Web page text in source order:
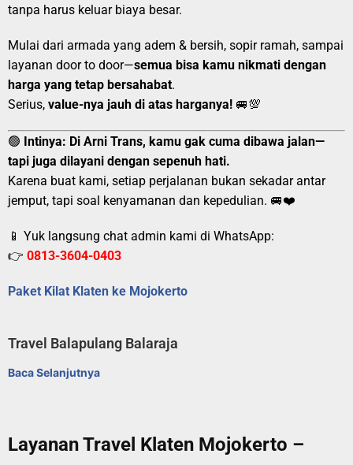
tanpa harus keluar biaya besar.
Mulai dari armada yang adem & bersih, sopir ramah, sampai
layanan door to door—semua bisa kamu nikmati dengan
harga yang tetap bersahabat.
Serius, value-nya jauh di atas harganya! 🚐💯
🟢 Intinya: Di Arni Trans, kamu gak cuma dibawa jalan—
tapi juga dilayani dengan sepenuh hati.
Karena buat kami, setiap perjalanan bukan sekadar antar
jemput, tapi soal kenyamanan dan kepedulian. 🚐❤️
📱 Yuk langsung chat admin kami di WhatsApp:
👉 0813-3604-0403
Paket Kilat Klaten ke Mojokerto
Travel Balapulang Balaraja
Baca Selanjutnya
Layanan Travel Klaten Mojokerto –